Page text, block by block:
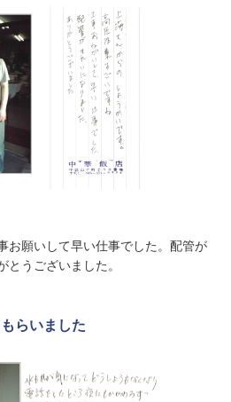
お願いして早い仕事でした。配管が
とうございました。
らいました